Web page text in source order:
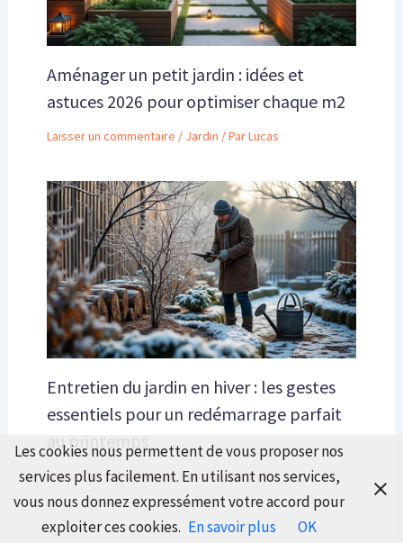
Aménager un petit jardin : idées et
astuces 2026 pour optimiser chaque m2
Laisser un commentaire / Jardin / ParLucas
Entretien du jardin en hiver : les gestes
essentiels pour un redémarrage parfait
au printemps
Laisser un commentaire /Jardin/ ParLucas
Les cookies nous permettent de vous proposer nos
services plus facilement. En utilisant nos services,
vous nous donnez expressément votre accord pour
exploiter ces cookies. En savoir plus OK